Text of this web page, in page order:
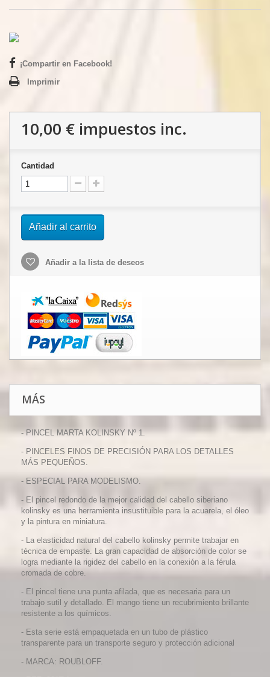
¡Compartir en Facebook!
Imprimir
10,00 € impuestos inc.
Cantidad
Añadir al carrito
Añadir a la lista de deseos
MÁS
- PINCEL MARTA KOLINSKY Nº 1.
- PINCELES FINOS DE PRECISIÓN PARA LOS DETALLES
MÁS PEQUEÑOS.
- ESPECIAL PARA MODELISMO.
- El pincel redondo de la mejor calidad del cabello siberiano
kolinsky es una herramienta insustituible para la acuarela, el óleo
y la pintura en miniatura.
- La elasticidad natural del cabello kolinsky permite trabajar en
técnica de empaste. La gran capacidad de absorción de color se
logra mediante la rigidez del cabello en la conexión a la férula
cromada de cobre.
- El pincel tiene una punta afilada, que es necesaria para un
trabajo sutil y detallado. El mango tiene un recubrimiento brillante
resistente a los químicos.
- Esta serie está empaquetada en un tubo de plástico
transparente para un transporte seguro y protección adicional
- MARCA: ROUBLOFF.